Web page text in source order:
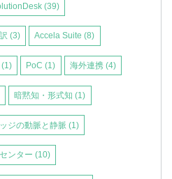
(39)
(3) Accela Suite(8)
(1) PoC(1) 海外連携 (4)
暗黙知・形式知(1)
ジの動脈と静脈 (1)
ンター (10)